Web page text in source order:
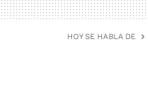
HOY SE HABLA DE